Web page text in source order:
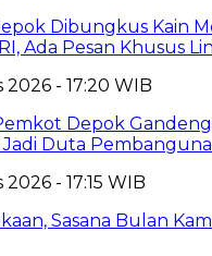
Dibungkus Kain
Ada Pesan Khusus
- 17:20 WIB
Depok
Duta
- 17:15 WIB
Sasana Bulan